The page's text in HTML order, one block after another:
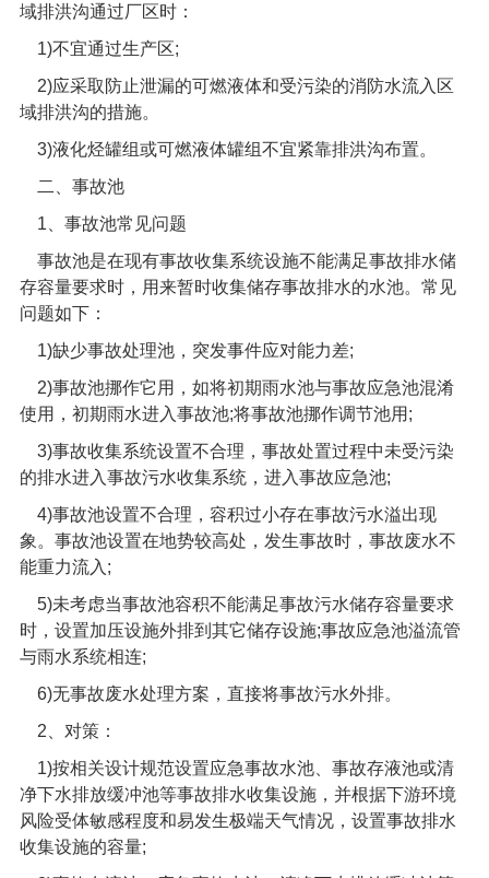
域排洪沟通过厂区时：
1)不宜通过生产区;
2)应采取防止泄漏的可燃液体和受污染的消防水流入区
域排洪沟的措施。
3)液化烃罐组或可燃液体罐组不宜紧靠排洪沟布置。
二、事故池
1 、事故池常见问题
事故池是在现有事故收集系统设施不能满足事故排水储
存容量要求时，用来暂时收集储存事故排水的水池。常见
问题如下：
1)缺少事故处理池，突发事件应对能力差;
2)事故池挪作它用，如将初期雨水池与事故应急池混淆
使用，初期雨水进入事故池;将事故池挪作调节池用 ;
3)事故收集系统设置不合理，事故处置过程中未受污染
的排水进入事故污水收集系统，进入事故应急池;
4)事故池设置不合理，容积过小存在事故污水溢出现
象。事故池设置在地势较高处，发生事故时，事故废水不
能重力流入 ;
5)未考虑当事故池容积不能满足事故污水储存容量要求
时，设置加压设施外排到其它储存设施;事故应急池溢流管
与雨水系统相连;
6)无事故废水处理方案，直接将事故污水外排。
2 、对策：
1)按相关设计规范设置应急事故水池、事故存液池或清
净下水排放缓冲池等事故排水收集设施，并根据下游环境
风险受体敏感程度和易发生极端天气情况，设置事故排水
收集设施的容量;